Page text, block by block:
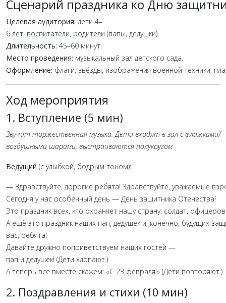
Сценарий праздника ко Дню
Целевая аудитория: дети 4–
6 лет, воспитатели, родители (папы, дедушки).
Длительность: 45–60 минут.
Место проведения: музыкальный зал детского сада.
Оформление: флаги, звёзды, изображения военной техники,
Ход мероприятия
1. Вступление (5 мин)
Звучит торжественная музыка. Дети входят в зал сфлажками/
воздушными шарами, выстраиваются полукругом.
Ведущий (с улыбкой, бодрым тоном):
— Здравствуйте, дорогие ребята! Здравствуйте, уважаемые
Сегодня унас особенный день — День защитника Отечества!
Это праздник всех, кто охраняет нашустрану: солдат,
А ещё это праздник наших пап, дедушек и, конечно, будущих
вас, ребята!
Давайте дружно поприветствуем наших гостей —
пап и дедушек! (Дети хлопают.)
А теперь все вместе скажем: «С 23 февраля!» (Дети повторяют.)
2. Поздравления и стихи (10 мин)